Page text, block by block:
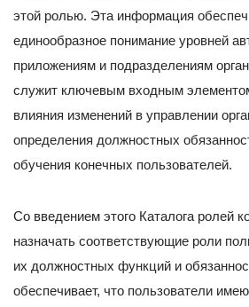
этой ролью. Эта информация
единообразное понимание уровней
приложениям и подразделениям
служит ключевым входным
влияния изменений в управлении
определения должностных
обучения конечных пользователей.
Со введением этого Каталога ролей
назначать соответствующие роли
их должностных функций и
обеспечивает, что пользователи